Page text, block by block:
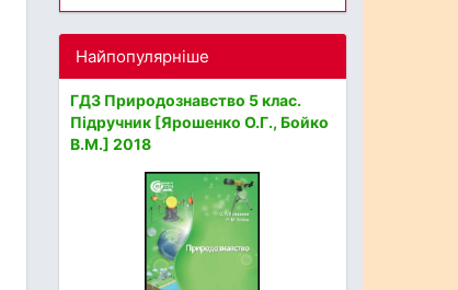
Найпопулярніше
ГДЗ Природознавство 5 клас.
Підручник [Ярошенко О.Г., Бойко
В.М.] 2018